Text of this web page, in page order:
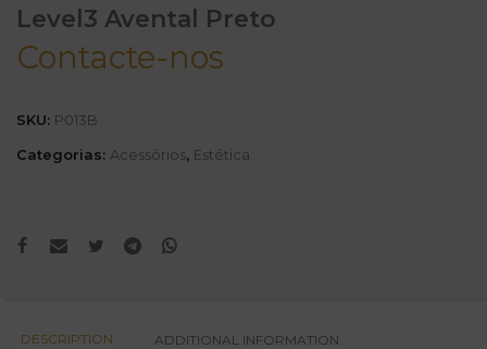
Level3 Avental Preto
Contacte-nos
SKU: P013B
Categorias: Acessórios, Estética
DESCRIPTION ADDITIONAL INFORMATION